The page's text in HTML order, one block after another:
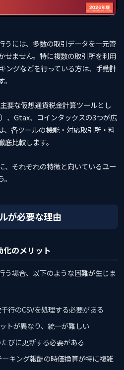
うには、多数の取引データを一元管
せません。特に複数の取引所を利用
ングなどを行っている方は、手動計
要な仮想通貨税金計算ツールとし
、Gtax、コインタックスの3つが広
、各ツールの機能・対応取引所・料
比較します。
、それぞれの特徴と向いているユー
が必要な理由
のメリット
う場合、以下のような困難が生じま
行のCSVを処理する必要がある
トが異なり、統一が難しい
びに更新する必要がある
キング報酬の時価換算が特に複雑